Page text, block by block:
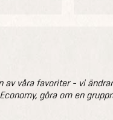
av våra favoriter - vi
göra om en